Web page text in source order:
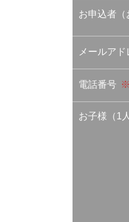
お申込者（
メールアド
電話番号 ※
お子様（1